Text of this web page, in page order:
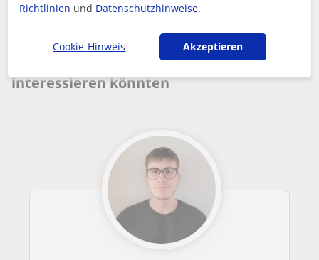
Tutor de para principiantes acerca de electricidad y sus mod...
Andere Online-ElektrikLehrer die dich
interessieren könnten
Richtlinien und Datenschutzhinweise.
Cookie-Hinweis Akzeptieren